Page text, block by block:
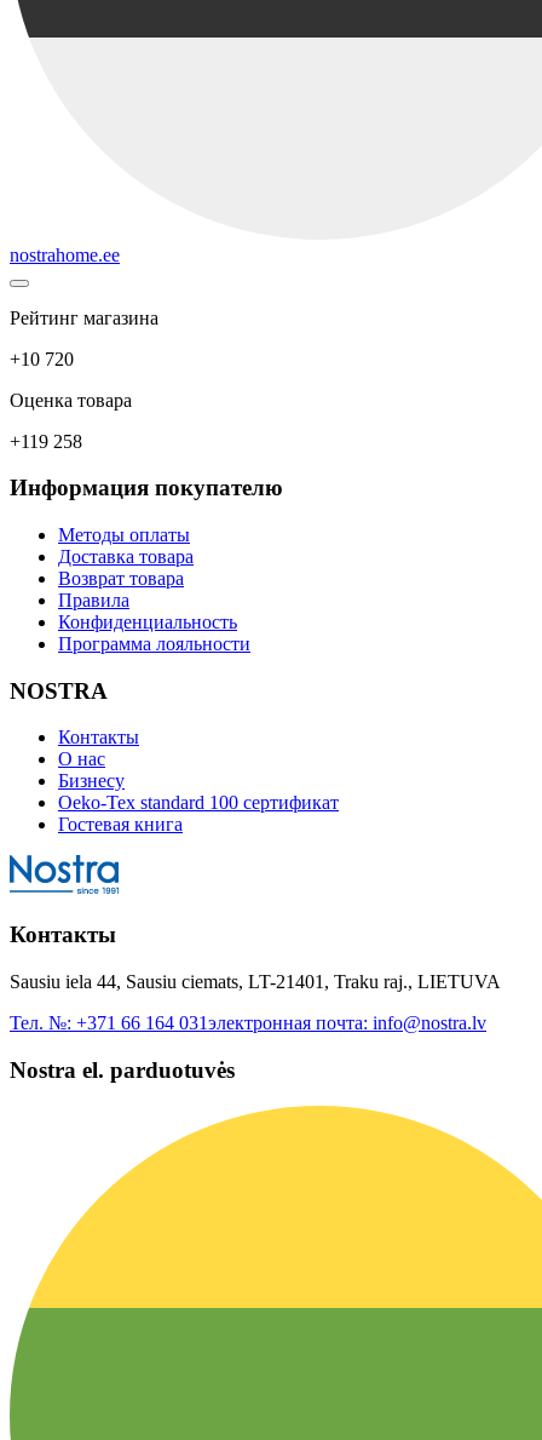
nostrahome.ee
Рейтинг магазина
+10 720
Оценка товара
+119 258
Информация покупателю
Методы оплаты
Доставка товара
Возврат товара
Правила
Конфиденциальность
Программа лояльности
NOSTRA
Контакты
О нас
Бизнесу
Oeko-Tex standard 100 сертификат
Гостевая книга
Контакты
Sausiu iela 44, Sausiu ciemats, LT-21401, Traku raj., LIETUVA
Тел. №: +371 66 164 031электронная почта: info@nostra.lv
Nostra el. parduotuvės